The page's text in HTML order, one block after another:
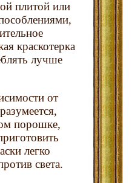
плитой или
краскотерка
лучше
от
порошке,
легко
света.